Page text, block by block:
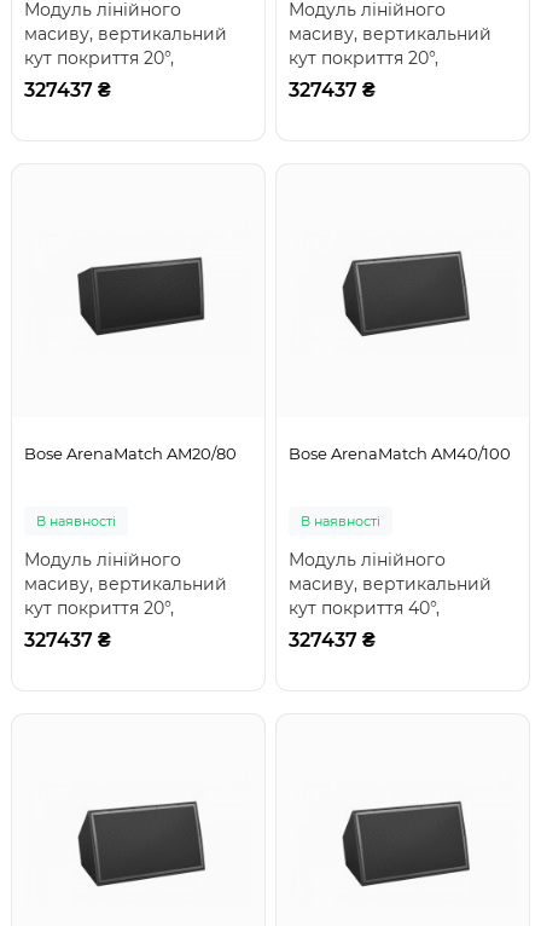
Модуль лінійного
масиву, вертикальний
кут покриття 20°,
горизонтальний
327437 ₴
Модуль лінійного
масиву, вертикальний
кут покриття 20°,
горизонтальний
327437 ₴
Bose ArenaMatch AM20/80
В наявності
Модуль лінійного
масиву, вертикальний
кут покриття 20°,
горизонтальний
327437 ₴
Bose ArenaMatch AM40/100
В наявності
Модуль лінійного
масиву, вертикальний
кут покриття 40°,
горизонтальний
327437 ₴